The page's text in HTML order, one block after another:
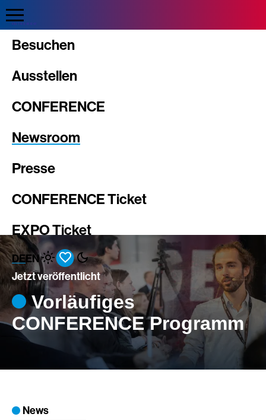
Besuchen
Ausstellen
CONFERENCE
Newsroom
Presse
CONFERENCE Ticket
EXPO Ticket
DEEN
Vorläufiges
CONFERENCE Programm
Jetzt veröffentlicht
News